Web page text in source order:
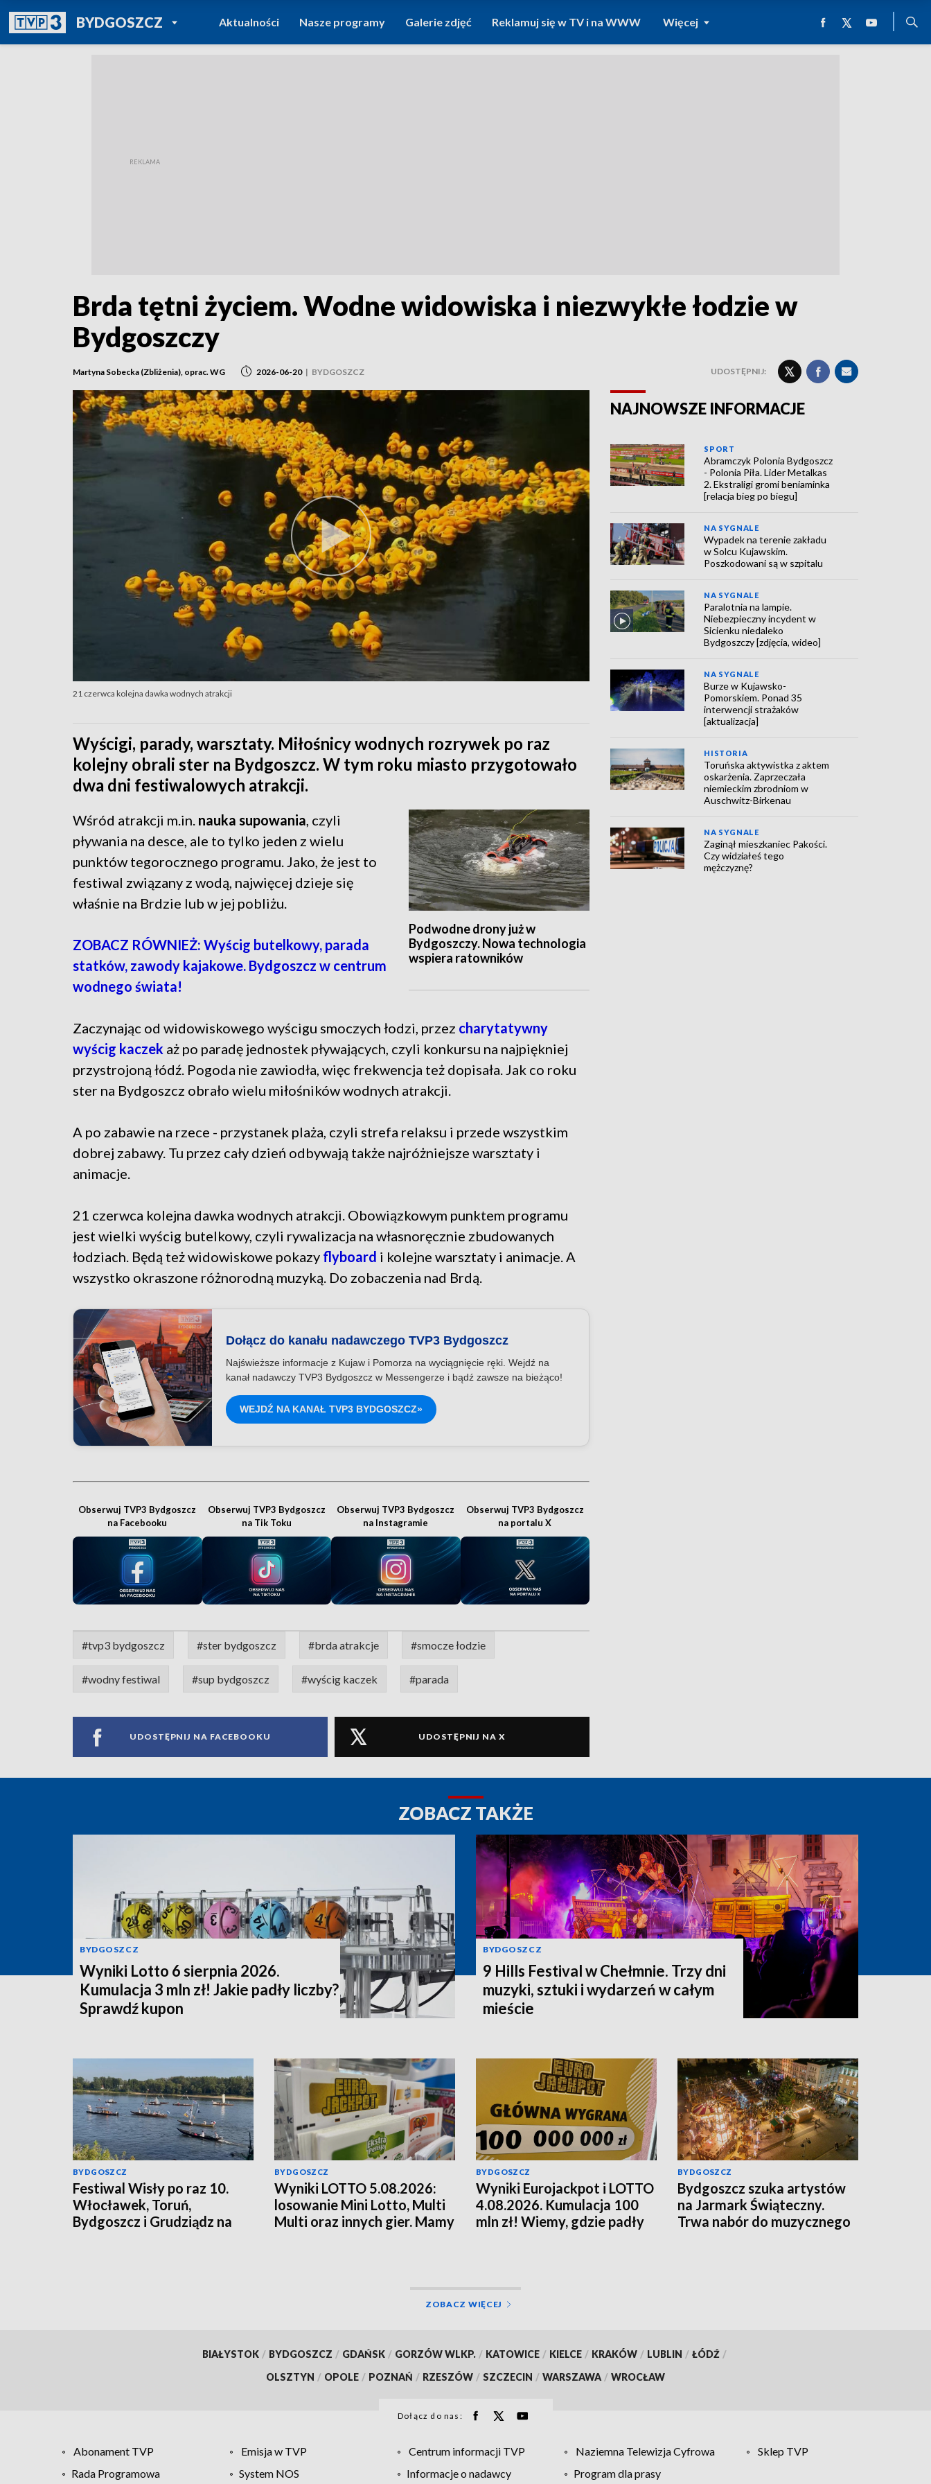
BYDGOSZCZPOWRÓT DO
TVP REGIONY
Aktualności Nasze programy Galerie zdjęć Reklamuj się w TV i na WWW Więcej
Brda tętni życiem. Wodne widowiska i niezwykłe łodzie w
Bydgoszczy
Martyna Sobecka (Zbliżenia), oprac. WG 2026-06-20 | BYDGOSZCZ UDOSTĘPNIJ:
21 czerwca kolejna dawka wodnych atrakcji
Wyścigi, parady, warsztaty. Miłośnicy wodnych rozrywek po raz
kolejny obrali ster na Bydgoszcz. W tym roku miasto przygotowało
dwa dni festiwalowych atrakcji.
Podwodne drony już w
Bydgoszczy. Nowa technologia
wspiera ratowników
Wśród atrakcji m.in. nauka supowania , czyli
pływania na desce, ale to tylko jeden z wielu
punktów tegorocznego programu. Jako, że jest to
festiwal związany z wodą, najwięcej dzieje się
właśnie na Brdzie lub w jej pobliżu.
ZOBACZ RÓWNIEŻ: Wyścig butelkowy, parada
statków, zawody kajakowe. Bydgoszcz w centrum
wodnego świata!
Zaczynając od widowiskowego wyścigu smoczych łodzi, przez charytatywny
wyścig kaczek aż po paradę jednostek pływających, czyli konkursu na najpiękniej
przystrojoną łódź. Pogoda nie zawiodła, więc frekwencja też dopisała. Jak co roku
ster na Bydgoszcz obrało wielu miłośników wodnych atrakcji.
A po zabawie na rzece - przystanek plaża, czyli strefa relaksu i przede wszystkim
dobrej zabawy. Tu przez cały dzień odbywają także najróżniejsze warsztaty i
animacje.
21 czerwca kolejna dawka wodnych atrakcji. Obowiązkowym punktem programu
jest wielki wyścig butelkowy, czyli rywalizacja na własnoręcznie zbudowanych
łodziach. Będą też widowiskowe pokazy flyboard i kolejne warsztaty i animacje. A
wszystko okraszone różnorodną muzyką. Do zobaczenia nad Brdą.
Dołącz do kanału nadawczego TVP3 Bydgoszcz
Najświeższe informacje z Kujaw i Pomorza na wyciągnięcie ręki. Wejdź na
kanał nadawczy TVP3 Bydgoszcz w Messengerze i bądź zawsze na bieżąco!
WEJDŹ NA KANAŁ TVP3 BYDGOSZCZ»
Obserwuj TVP3 Bydgoszcz
na Facebooku
Obserwuj TVP3 Bydgoszcz
na Tik Toku
Obserwuj TVP3 Bydgoszcz
na Instagramie
Obserwuj TVP3 Bydgoszcz
na portalu X
#tvp3 bydgoszcz #ster bydgoszcz #brda atrakcje #smocze łodzie
#wodny festiwal #sup bydgoszcz #wyścig kaczek #parada
UDOSTĘPNIJ NA FACEBOOKU UDOSTĘPNIJ NA X
NAJNOWSZE INFORMACJE
SPORT
Abramczyk Polonia Bydgoszcz
- Polonia Piła. Lider Metalkas
2. Ekstraligi gromi beniaminka
[relacja bieg po biegu]
NA SYGNALE
Wypadek na terenie zakładu
w Solcu Kujawskim.
Poszkodowani są w szpitalu
NA SYGNALE
Paralotnia na lampie.
Niebezpieczny incydent w
Sicienku niedaleko
Bydgoszczy [zdjęcia, wideo]
NA SYGNALE
Burze w Kujawsko-
Pomorskiem. Ponad 35
interwencji strażaków
[aktualizacja]
HISTORIA
Toruńska aktywistka z aktem
oskarżenia. Zaprzeczała
niemieckim zbrodniom w
Auschwitz-Birkenau
NA SYGNALE
Zaginął mieszkaniec Pakości.
Czy widziałeś tego
mężczyznę?
ZOBACZ TAKŻE
BYDGOSZCZ
Wyniki Lotto 6 sierpnia 2026.
Kumulacja 3 mln zł! Jakie padły liczby?
Sprawdź kupon
BYDGOSZCZ
9 Hills Festival w Chełmnie. Trzy dni
muzyki, sztuki i wydarzeń w całym
mieście
BYDGOSZCZ
Festiwal Wisły po raz 10.
Włocławek, Toruń,
Bydgoszcz i Grudziądz na
BYDGOSZCZ
Wyniki LOTTO 5.08.2026:
losowanie Mini Lotto, Multi
Multi oraz innych gier. Mamy
BYDGOSZCZ
Wyniki Eurojackpot i LOTTO
4.08.2026. Kumulacja 100
mln zł! Wiemy, gdzie padły
BYDGOSZCZ
Bydgoszcz szuka artystów
na Jarmark Świąteczny.
Trwa nabór do muzycznego
ZOBACZ WIĘCEJ
BIAŁYSTOK / BYDGOSZCZ / GDAŃSK / GORZÓW WLKP. / KATOWICE / KIELCE / KRAKÓW / LUBLIN / ŁÓDŹ /
OLSZTYN / OPOLE / POZNAŃ / RZESZÓW / SZCZECIN / WARSZAWA / WROCŁAW
Dołącz do nas:
Abonament TVP Emisja w TVP Centrum informacji TVP Naziemna Telewizja Cyfrowa
Sklep TVP
Rada Programowa
System NOS Informacje o nadawcy Program dla prasy